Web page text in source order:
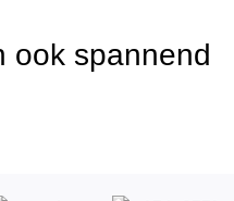
ook spannend